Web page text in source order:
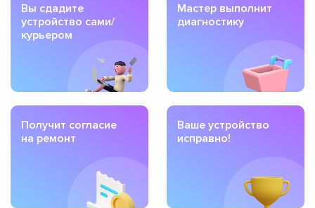
Вы сдадите
устройство сами/
курьером
Мастер выполнит
диагностику
Получит согласие
на ремонт
Ваше устройство
исправно!